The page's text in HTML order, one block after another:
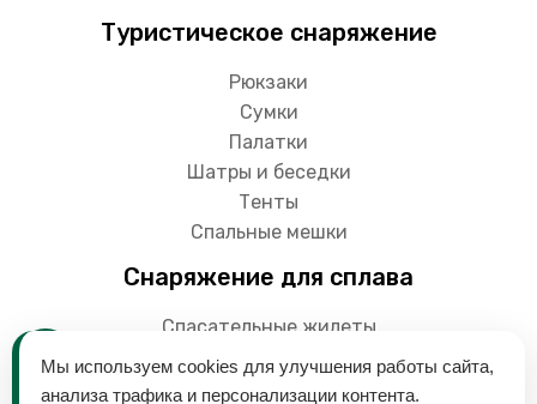
Туристическое снаряжение
Рюкзаки
Сумки
Палатки
Шатры и беседки
Тенты
Спальные мешки
Снаряжение для сплава
Спасательные жилеты
Гермоупаковки
Мы используем cookies для улучшения работы сайта,
анализа трафика и персонализации контента.